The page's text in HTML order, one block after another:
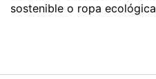
sostenible o ropa